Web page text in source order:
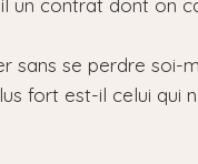
sans se perdre soi-
fort est-il celui qui